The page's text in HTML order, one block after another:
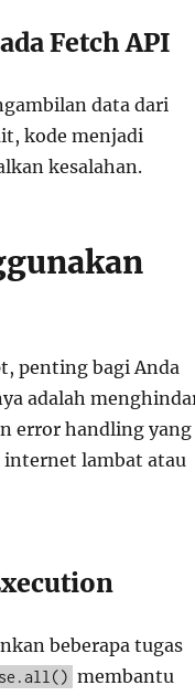
Fetch API
data dari
kode menjadi
kesalahan.
penting bagi Anda
adalah
error handling yang
internet lambat atau
beberapa tugas
membantu